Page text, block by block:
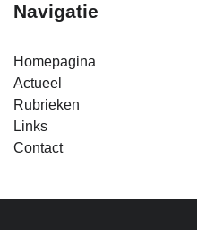
Navigatie
Homepagina
Actueel
Rubrieken
Links
Contact